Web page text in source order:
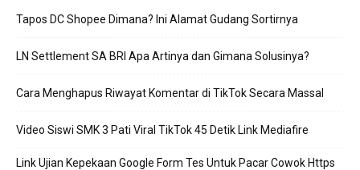
Tapos DC Shopee Dimana? Ini Alamat Gudang Sortirnya
LN Settlement SA BRI Apa Artinya dan Gimana Solusinya?
Cara Menghapus Riwayat Komentar di TikTok Secara Massal
Video Siswi SMK 3 Pati Viral TikTok 45 Detik Link Mediafire
Link Ujian Kepekaan Google Form Tes Untuk Pacar Cowok Https